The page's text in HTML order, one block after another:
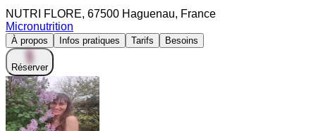
NUTRI FLORE, 67500 Haguenau, France
Micronutrition
À propos Infos pratiques Tarifs Besoins
Réserver